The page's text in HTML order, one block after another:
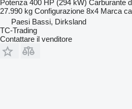
Potenza 400 HP (294 kW) Carburante
27.990 kg Configurazione 8x4 Marca
Paesi Bassi, Dirksland
TC-Trading
Contattare il venditore